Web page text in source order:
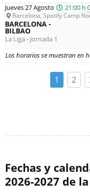
Los horarios se muestran en
Jueves 27 Agosto 21:00 h
Barcelona, Spotify Camp
BARCELONA -
BILBAO
La Liga - Jornada 1
1 2
Fechas y
2026⁠-2027 de